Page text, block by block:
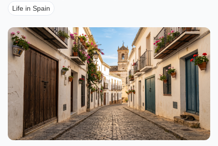
Life in Spain